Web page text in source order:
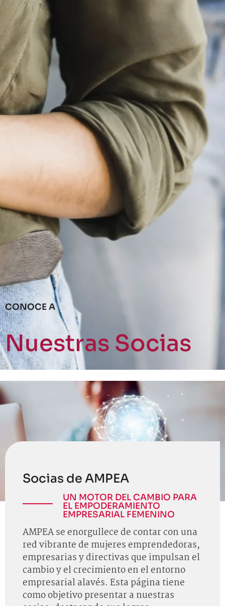
CONOCE A
Nuestras Socias
Socias de AMPEA
UN MOTOR DEL CAMBIO PARA
EL EMPODERAMIENTO
EMPRESARIAL FEMENINO
AMPEA se enorgullece de contar con una
red vibrante de mujeres emprendedoras,
empresarias y directivas que impulsan el
cambio y el crecimiento en el entorno
empresarial alavés. Esta página tiene
como objetivo presentar a nuestras